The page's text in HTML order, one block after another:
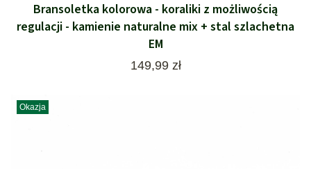
Bransoletka kolorowa - koraliki z możliwością
regulacji - kamienie naturalne mix + stal szlachetna
EM
Cena
149,99 zł
Okazja